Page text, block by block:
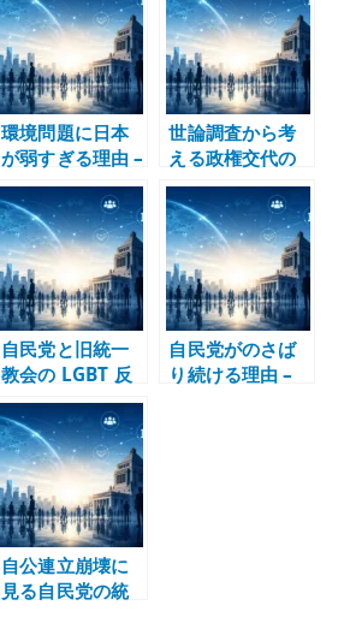
環境問題に日本
が弱すぎる理由 –
意識ではなく制
度、電源、産業
構造の問題とし
て考える
世論調査から考
える政権交代の
難しさ – 自民党
不信が野党支持
に直結しない理
由
自民党と旧統一
教会の LGBT 反
対が気持ち悪い
理由 – 個人の自
由を政治が縛る
ことへの違和感
自民党がのさば
り続ける理由 –
自公連立崩壊に
見る自民党の統